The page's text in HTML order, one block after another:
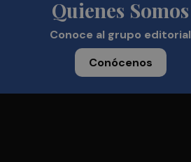
Quienes Somos
Conoce al grupo editorial
Conócenos